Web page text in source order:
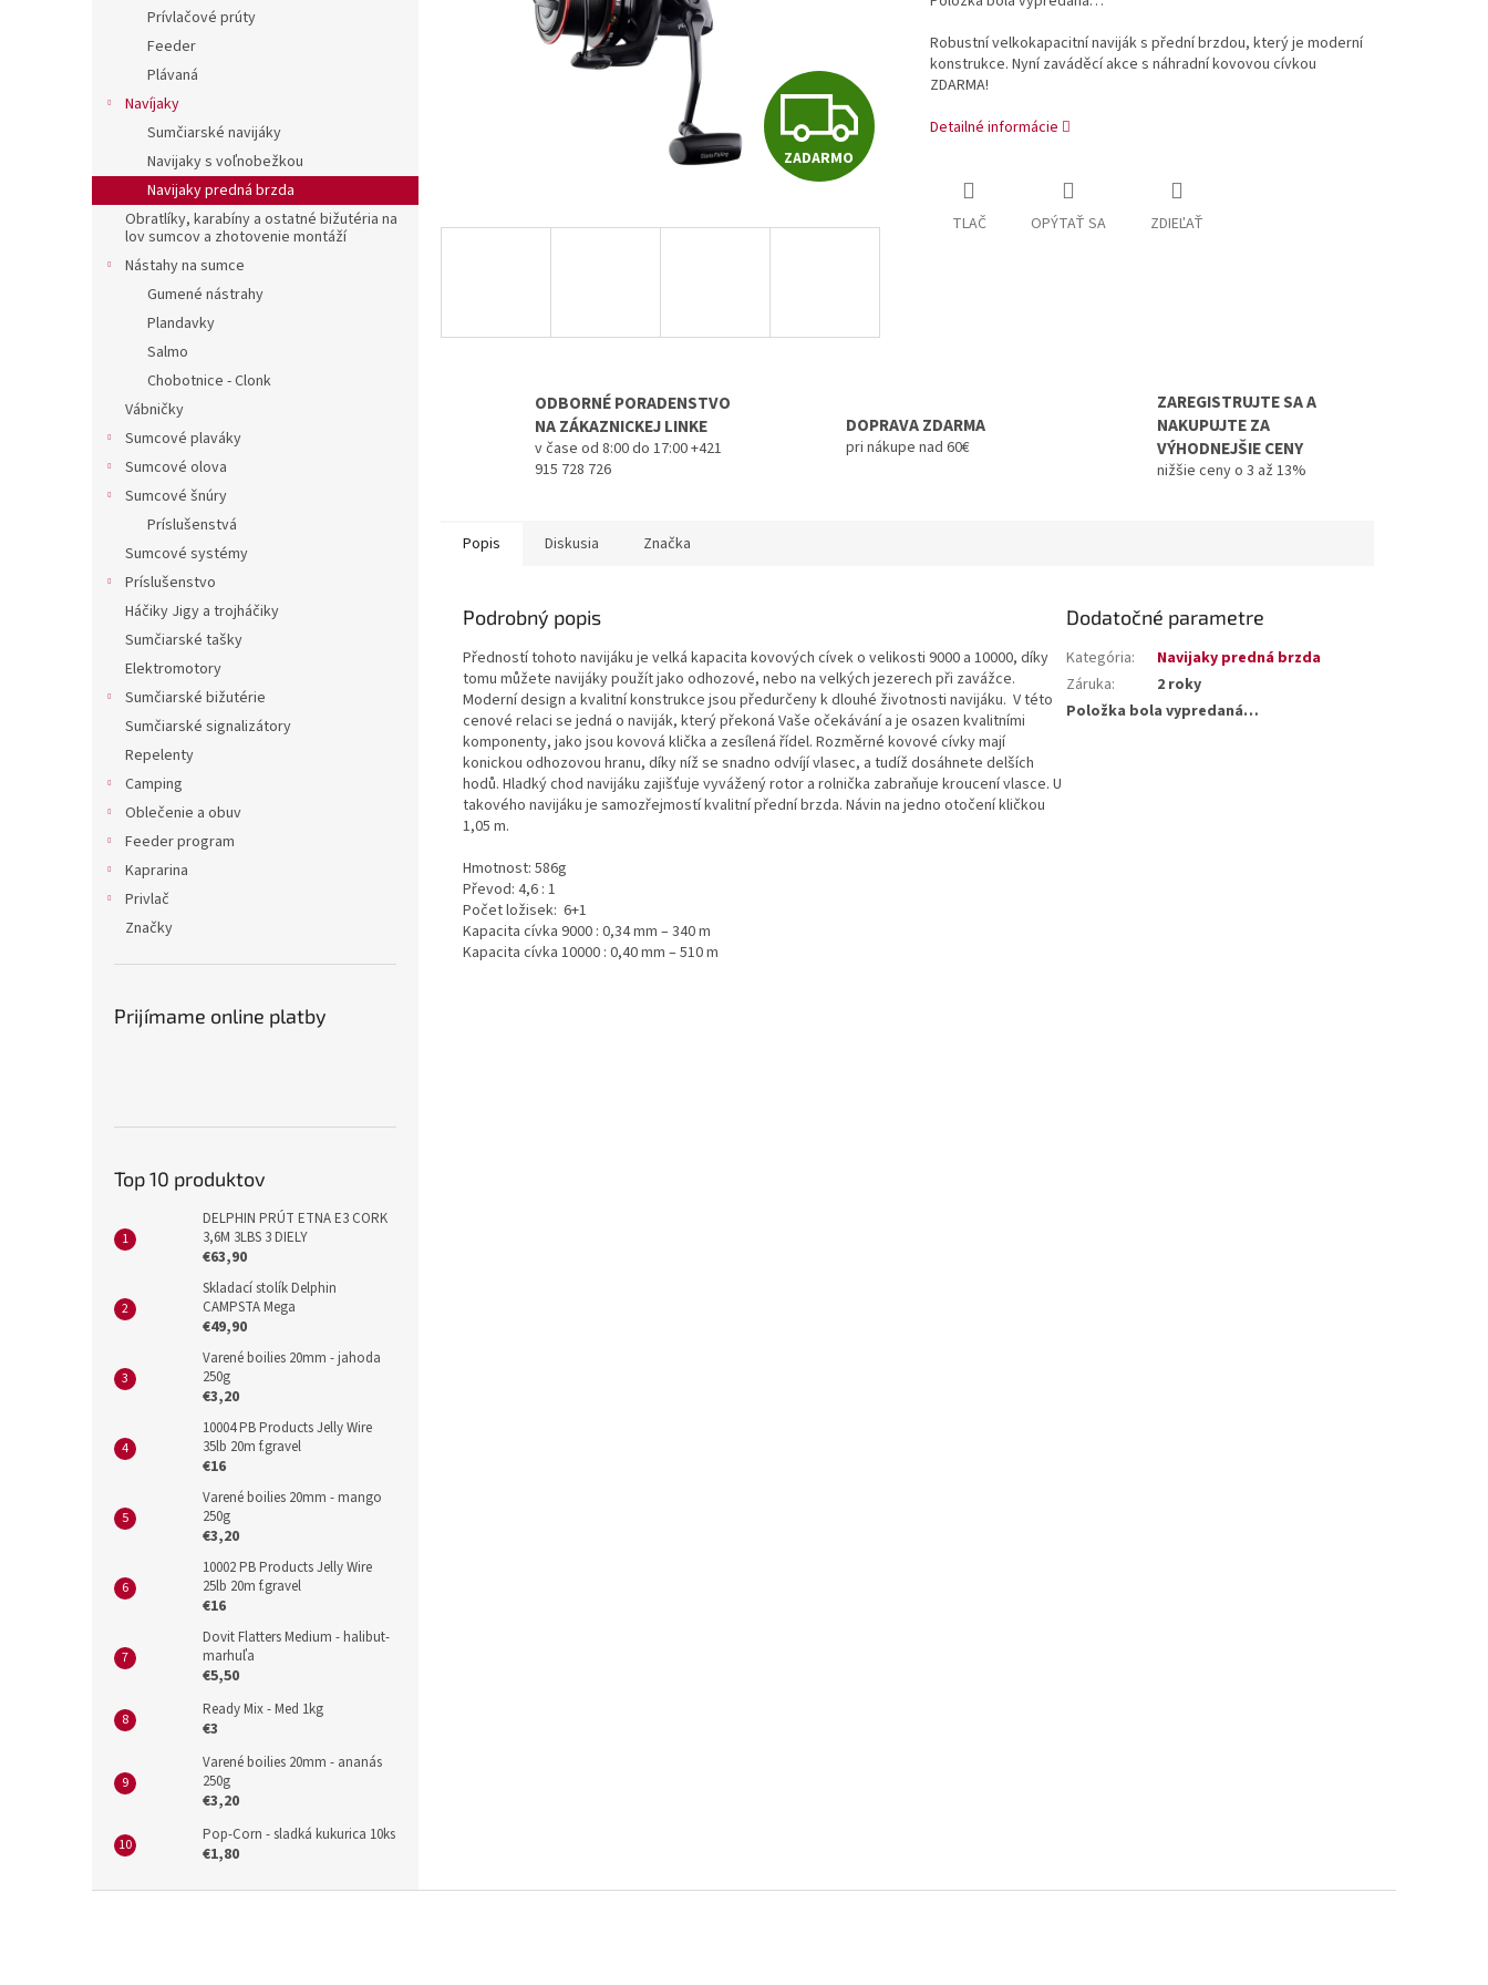
Prívlačové prúty
Feeder
Plávaná
Navíjaky
Sumčiarské navijáky
Navijaky s voľnobežkou
Navijaky predná brzda
Obratlíky, karabíny a ostatné bižutéria na
lov sumcov a zhotovenie montáží
Nástahy na sumce
Gumené nástrahy
Plandavky
Salmo
Chobotnice - Clonk
Vábničky
Sumcové plaváky
Sumcové olova
Sumcové šnúry
Príslušenstvá
Sumcové systémy
Príslušenstvo
Háčiky Jigy a trojháčiky
Sumčiarské tašky
Elektromotory
Sumčiarské bižutérie
Sumčiarské signalizátory
Repelenty
Camping
Oblečenie a obuv
Feeder program
Kaprarina
Privlač
Značky
Prijímame online platby
Top 10 produktov
DELPHIN PRÚT ETNA E3 CORK
3,6M 3LBS 3 DIELY
€63,90
Skladací stolík Delphin
CAMPSTA Mega
€49,90
Varené boilies 20mm - jahoda
250g
€3,20
10004 PB Products Jelly Wire
35lb 20m f.gravel
€16
Varené boilies 20mm - mango
250g
€3,20
10002 PB Products Jelly Wire
25lb 20m f.gravel
€16
Dovit Flatters Medium - halibut-
marhuľa
€5,50
Ready Mix - Med 1kg
€3
Varené boilies 20mm - ananás
250g
€3,20
Pop-Corn - sladká kukurica 10ks
€1,80
Z
A
A
R
ZADARMO
Robustní velkokapacitní naviják s přední brzdou, který je moderní
konstrukce. Nyní zaváděcí akce s náhradní kovovou cívkou
ZDARMA!
Detailné informácie
TLAČ OPÝTAŤ SA ZDIEĽAŤ
ODBORNÉ PORADENSTVO
NA ZÁKAZNICKEJ LINKE
v čase od 8:00 do 17:00 +421
915 728 726
DOPRAVA ZDARMA
pri nákupe nad 60€
ZAREGISTRUJTE SA A
NAKUPUJTE ZA
VÝHODNEJŠIE CENY
nižšie ceny o 3 až 13%
Popis Diskusia Značka
Podrobný popis
Předností tohoto navijáku je velká kapacita kovových cívek o velikosti 9000 a 10000, díky
tomu můžete navijáky použít jako odhozové, nebo na velkých jezerech při zavážce.
Moderní design a kvalitní konstrukce jsou předurčeny k dlouhé životnosti navijáku. V této
cenové relaci se jedná o naviják, který překoná Vaše očekávání a je osazen kvalitními
komponenty, jako jsou kovová klička a zesílená řídel. Rozměrné kovové cívky mají
konickou odhozovou hranu, díky níž se snadno odvíjí vlasec, a tudíž dosáhnete delších
hodů. Hladký chod navijáku zajišťuje vyvážený rotor a rolnička zabraňuje kroucení vlasce. U
takového navijáku je samozřejmostí kvalitní přední brzda. Návin na jedno otočení kličkou
1,05 m.
Hmotnost: 586g
Převod: 4,6 : 1
Počet ložisek: 6+1
Kapacita cívka 9000 : 0,34 mm – 340 m
Kapacita cívka 10000 : 0,40 mm – 510 m
Dodatočné parametre
Kategória:
Navijaky predná brzda
Záruka:
2 roky
Položka bola vypredaná…